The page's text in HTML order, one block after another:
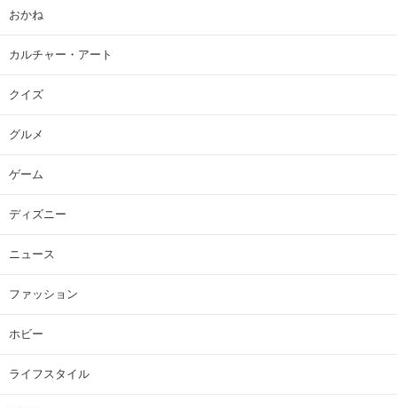
おかね
カルチャー・アート
クイズ
グルメ
ゲーム
ディズニー
ニュース
ファッション
ホビー
ライフスタイル